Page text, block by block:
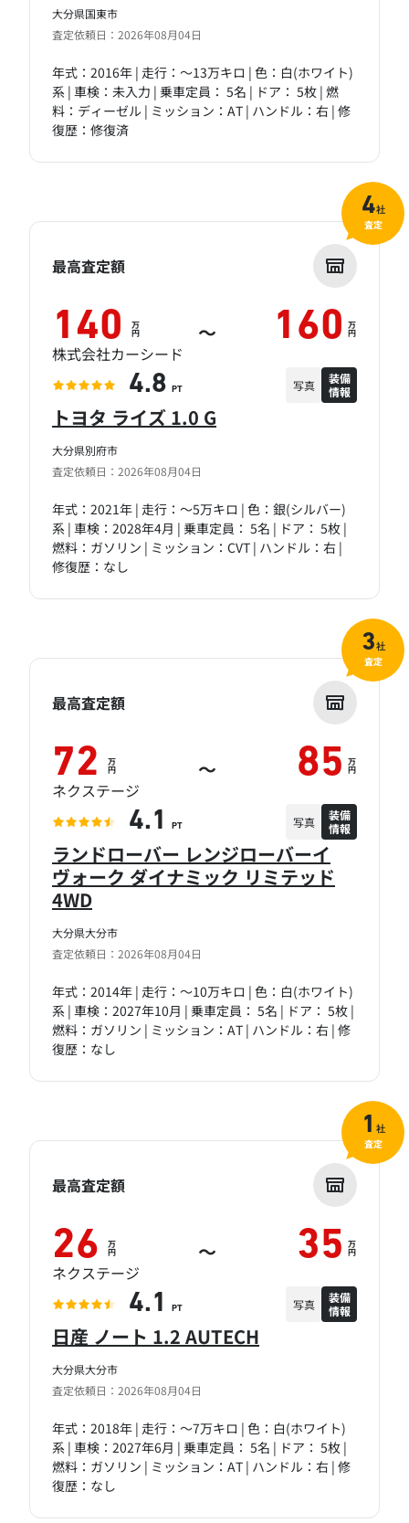
大分県国東市
査定依頼日：2026年08月04日
年式：2016年 | 走行：～13万キロ | 色：白(ホワイト)
系 | 車検：未入力 | 乗車定員： 5名 | ドア： 5枚 | 燃
料：ディーゼル | ミッション：AT | ハンドル：右 | 修
復歴：修復済
大分県別府市
査定依頼日：2026年08月04日
トヨタ ライズ 1.0 G
年式：2021年 | 走行：～5万キロ | 色：銀(シルバー)
系 | 車検：2028年4月 | 乗車定員： 5名 | ドア： 5枚 |
燃料：ガソリン | ミッション：CVT | ハンドル：右 |
修復歴：なし
最高査定額
140 万
円 ～ 160 万
円
株式会社カーシード
4.8 PT 写真
装備
情報
4社
査定
大分県大分市
査定依頼日：2026年08月04日
ランドローバー レンジローバーイ
ヴォーク ダイナミック リミテッド
4WD
年式：2014年 | 走行：～10万キロ | 色：白(ホワイト)
系 | 車検：2027年10月 | 乗車定員： 5名 | ドア： 5枚 |
燃料：ガソリン | ミッション：AT | ハンドル：右 | 修
復歴：なし
最高査定額
72 万
円 ～ 85 万
円
ネクステージ
4.1 PT 写真
装備
情報
3社
査定
大分県大分市
査定依頼日：2026年08月04日
日産 ノート 1.2 AUTECH
年式：2018年 | 走行：～7万キロ | 色：白(ホワイト)
系 | 車検：2027年6月 | 乗車定員： 5名 | ドア： 5枚 |
燃料：ガソリン | ミッション：AT | ハンドル：右 | 修
復歴：なし
最高査定額
26 万
円 ～ 35 万
円
ネクステージ
4.1 PT 写真
装備
情報
1 社
査定